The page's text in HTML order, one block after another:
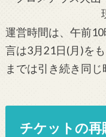
運営時間は、午前
言は3月21日(月)を
までは引き続き同じ
チケットの再